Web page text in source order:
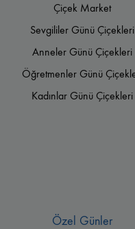
Çiçek Market
Sevgililer Günü Çiçekleri
Anneler Günü Çiçekleri
Öğretmenler Günü
Kadınlar Günü Çiçekleri
Özel Günler